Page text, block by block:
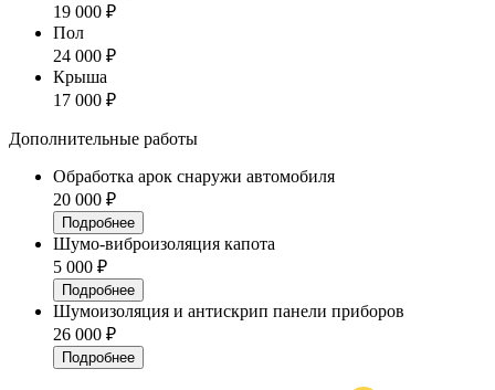
19 000 ₽
Пол
24 000 ₽
Крыша
17 000 ₽
Дополнительные работы
Обработка арок снаружи автомобиля
20 000 ₽
Подробнее
Шумо-виброизоляция капота
5 000 ₽
Подробнее
Шумоизоляция и антискрип панели приборов
26 000 ₽
Подробнее